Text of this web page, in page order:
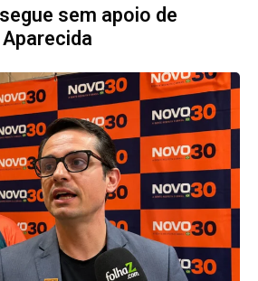
sem apoio de